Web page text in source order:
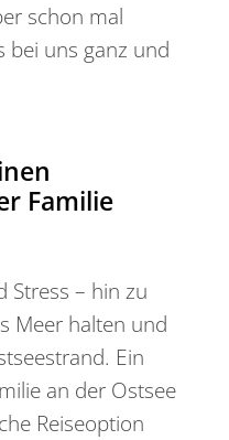
schon mal
bei uns ganz und
Familie
Stress – hin zu
Meer halten und
Ein
an der Ostsee
Reiseoption